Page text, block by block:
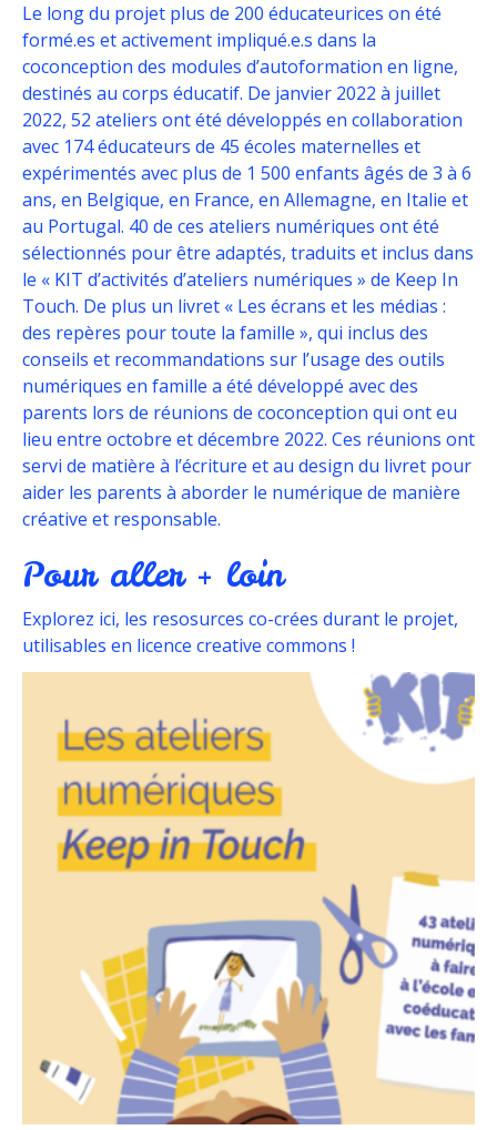
Le long du projet plus de 200 éducateurices on été
formé.es et activement impliqué.e.s dans la
coconception des modules d’autoformation en ligne,
destinés au corps éducatif. De janvier 2022 à juillet
2022, 52 ateliers ont été développés en collaboration
avec 174 éducateurs de 45 écoles maternelles et
expérimentés avec plus de 1 500 enfants âgés de 3 à 6
ans, en Belgique, en France, en Allemagne, en Italie et
au Portugal. 40 de ces ateliers numériques ont été
sélectionnés pour être adaptés, traduits et inclus dans
le « KIT d’activités d’ateliers numériques » de Keep In
Touch. De plus un livret « Les écrans et les médias :
des repères pour toute la famille », qui inclus des
conseils et recommandations sur l’usage des outils
numériques en famille a été développé avec des
parents lors de réunions de coconception qui ont eu
lieu entre octobre et décembre 2022. Ces réunions ont
servi de matière à l’écriture et au design du livret pour
aider les parents à aborder le numérique de manière
créative et responsable.
Pour aller + loin
Explorez ici, les resosurces co-crées durant le projet,
utilisables en licence creative commons !